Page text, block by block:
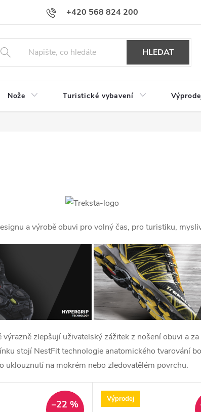
+420 568 824 200
Doprava a platba Hodnocení obchodu
HLEDAT
Nože Turistické vybavení
a výrobě obuvi pro volný čas, pro turistiku,
zlepšují uživatelský zážitek z nošení obuvi a
stojí NestFit technologie anatomického tvarování
na mokrém nebo zledovatělém povrchu.
–22 % Výprodej